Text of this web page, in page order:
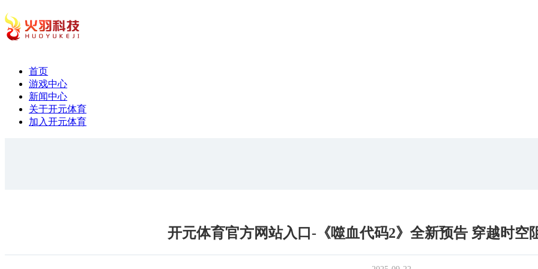
首页
游戏中心
新闻中心
关于开元体育
加入开元体育
开元体育官方网站入口-《噬血代码2》全新预告 穿越时空